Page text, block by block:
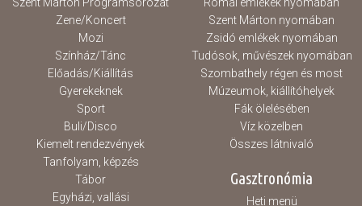
Zene/Koncert
Mozi
Színház/Tánc
Előadás/Kiállítás
Gyerekeknek
Sport
Buli/Disco
Kiemelt rendezvények
Tanfolyam, képzés
Tábor
Egyházi, vallási
Szent Márton nyomában
Zsidó emlékek nyomában
Tudósok, művészek nyomában
Szombathely régen és most
Múzeumok, kiállítóhelyek
Fák ölelésében
Víz közelben
Összes látnivaló
Gasztronómia
Heti menü